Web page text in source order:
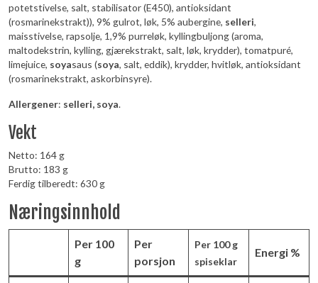
potetstivelse, salt, stabilisator (E450), antioksidant
(rosmarinekstrakt)), 9% gulrot, løk, 5% aubergine, selleri,
maisstivelse, rapsolje, 1,9% purreløk, kyllingbuljong (aroma,
maltodekstrin, kylling, gjærekstrakt, salt, løk, krydder), tomatpuré,
limejuice, soyasaus (soya, salt, eddik), krydder, hvitløk, antioksidant
(rosmarinekstrakt, askorbinsyre).
Allergener: selleri, soya.
Vekt
Netto: 164 g
Brutto: 183 g
Ferdig tilberedt: 630 g
Næringsinnhold
Per 100
g
Per
porsjon
Per 100 g
spiseklar
Energi %